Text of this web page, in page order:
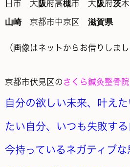
（画像はネットからお借りしまし
京都市伏見区の さくら鍼灸整骨院
自分の欲しい未来、叶え
たい自分、いつも失敗する
今持っているネガティブな